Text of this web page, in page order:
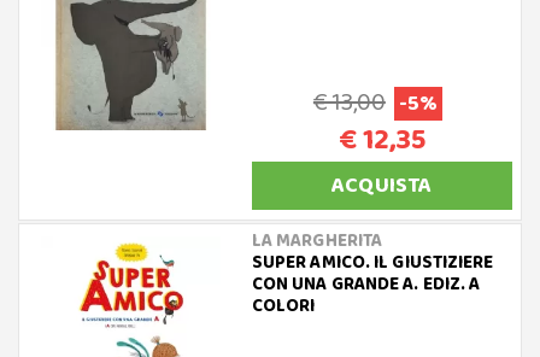
€ 13,00 -5%
€ 12,35
ACQUISTA
LA MARGHERITA
SUPER AMICO. IL GIUSTIZIERE
CON UNA GRANDE A. EDIZ. A
COLORI